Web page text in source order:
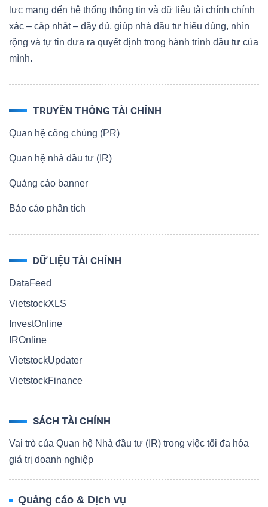
lực mang đến hệ thống thông tin và dữ liệu tài chính chính
xác – cập nhật – đầy đủ, giúp nhà đầu tư hiểu đúng, nhìn
rộng và tự tin đưa ra quyết định trong hành trình đầu tư của
mình.
TRUYỀN THÔNG TÀI CHÍNH
Quan hệ công chúng (PR)
Quan hệ nhà đầu tư (IR)
Quảng cáo banner
Báo cáo phân tích
DỮ LIỆU TÀI CHÍNH
DataFeed
VietstockXLS
InvestOnline
IROnline
VietstockUpdater
VietstockFinance
SÁCH TÀI CHÍNH
Vai trò của Quan hệ Nhà đầu tư (IR) trong việc tối đa hóa
giá trị doanh nghiệp
Quảng cáo & Dịch vụ